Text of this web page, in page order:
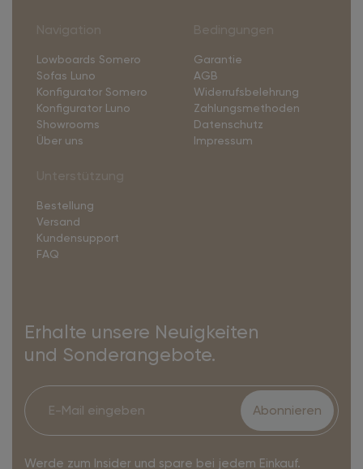
Lowboards Somero
Sofas Luno
Konfigurator Somero
Konfigurator Luno
Showrooms
Über uns
Garantie
AGB
Widerrufsbelehrung
Zahlungsmethoden
Datenschutz
Impressum
Bestellung
Versand
Kundensupport
FAQ
Erhalte unsere Neuigkeiten
und Sonderangebote.
Abonnieren
Werde zum Insider und spare bei jedem Einkauf.